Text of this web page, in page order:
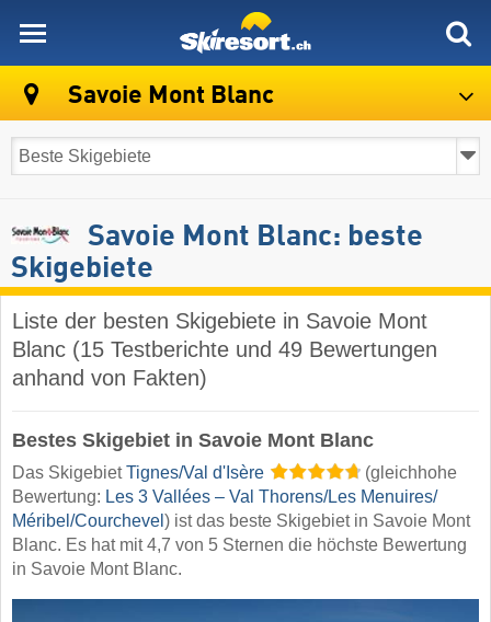
Savoie Mont Blanc
Savoie Mont Blanc: beste
Skigebiete
Liste der besten Skigebiete in Savoie Mont
Blanc (15 Testberichte und 49 Bewertungen
anhand von Fakten)
Bestes Skigebiet in Savoie Mont Blanc
Das SkigebietTignes/​Val d'Isère
(gleichhohe
Bewertung: Les 3 Vallées – Val Thorens/​Les Menuires/​
Méribel/​Courchevel ) ist das beste Skigebiet in Savoie Mont
Blanc. Es hat mit 4,7 von 5 Sternen die höchste Bewertung
in Savoie Mont Blanc.